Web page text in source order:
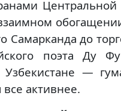
Самарканда до
поэта Ду
Узбекистане —
все активнее.